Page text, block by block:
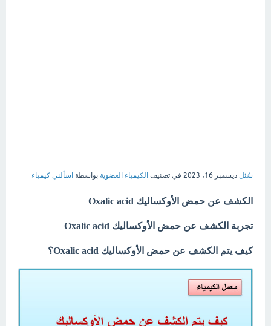
سُئل ديسمبر 16، 2023 في تصنيف الكيمياء العضوية بواسطة اسألني كيمياء
الكشف عن حمض الأوكساليك Oxalic acid
تجربة الكشف عن حمض الأوكساليك Oxalic acid
كيف يتم الكشف عن حمض الأوكساليك Oxalic acid؟